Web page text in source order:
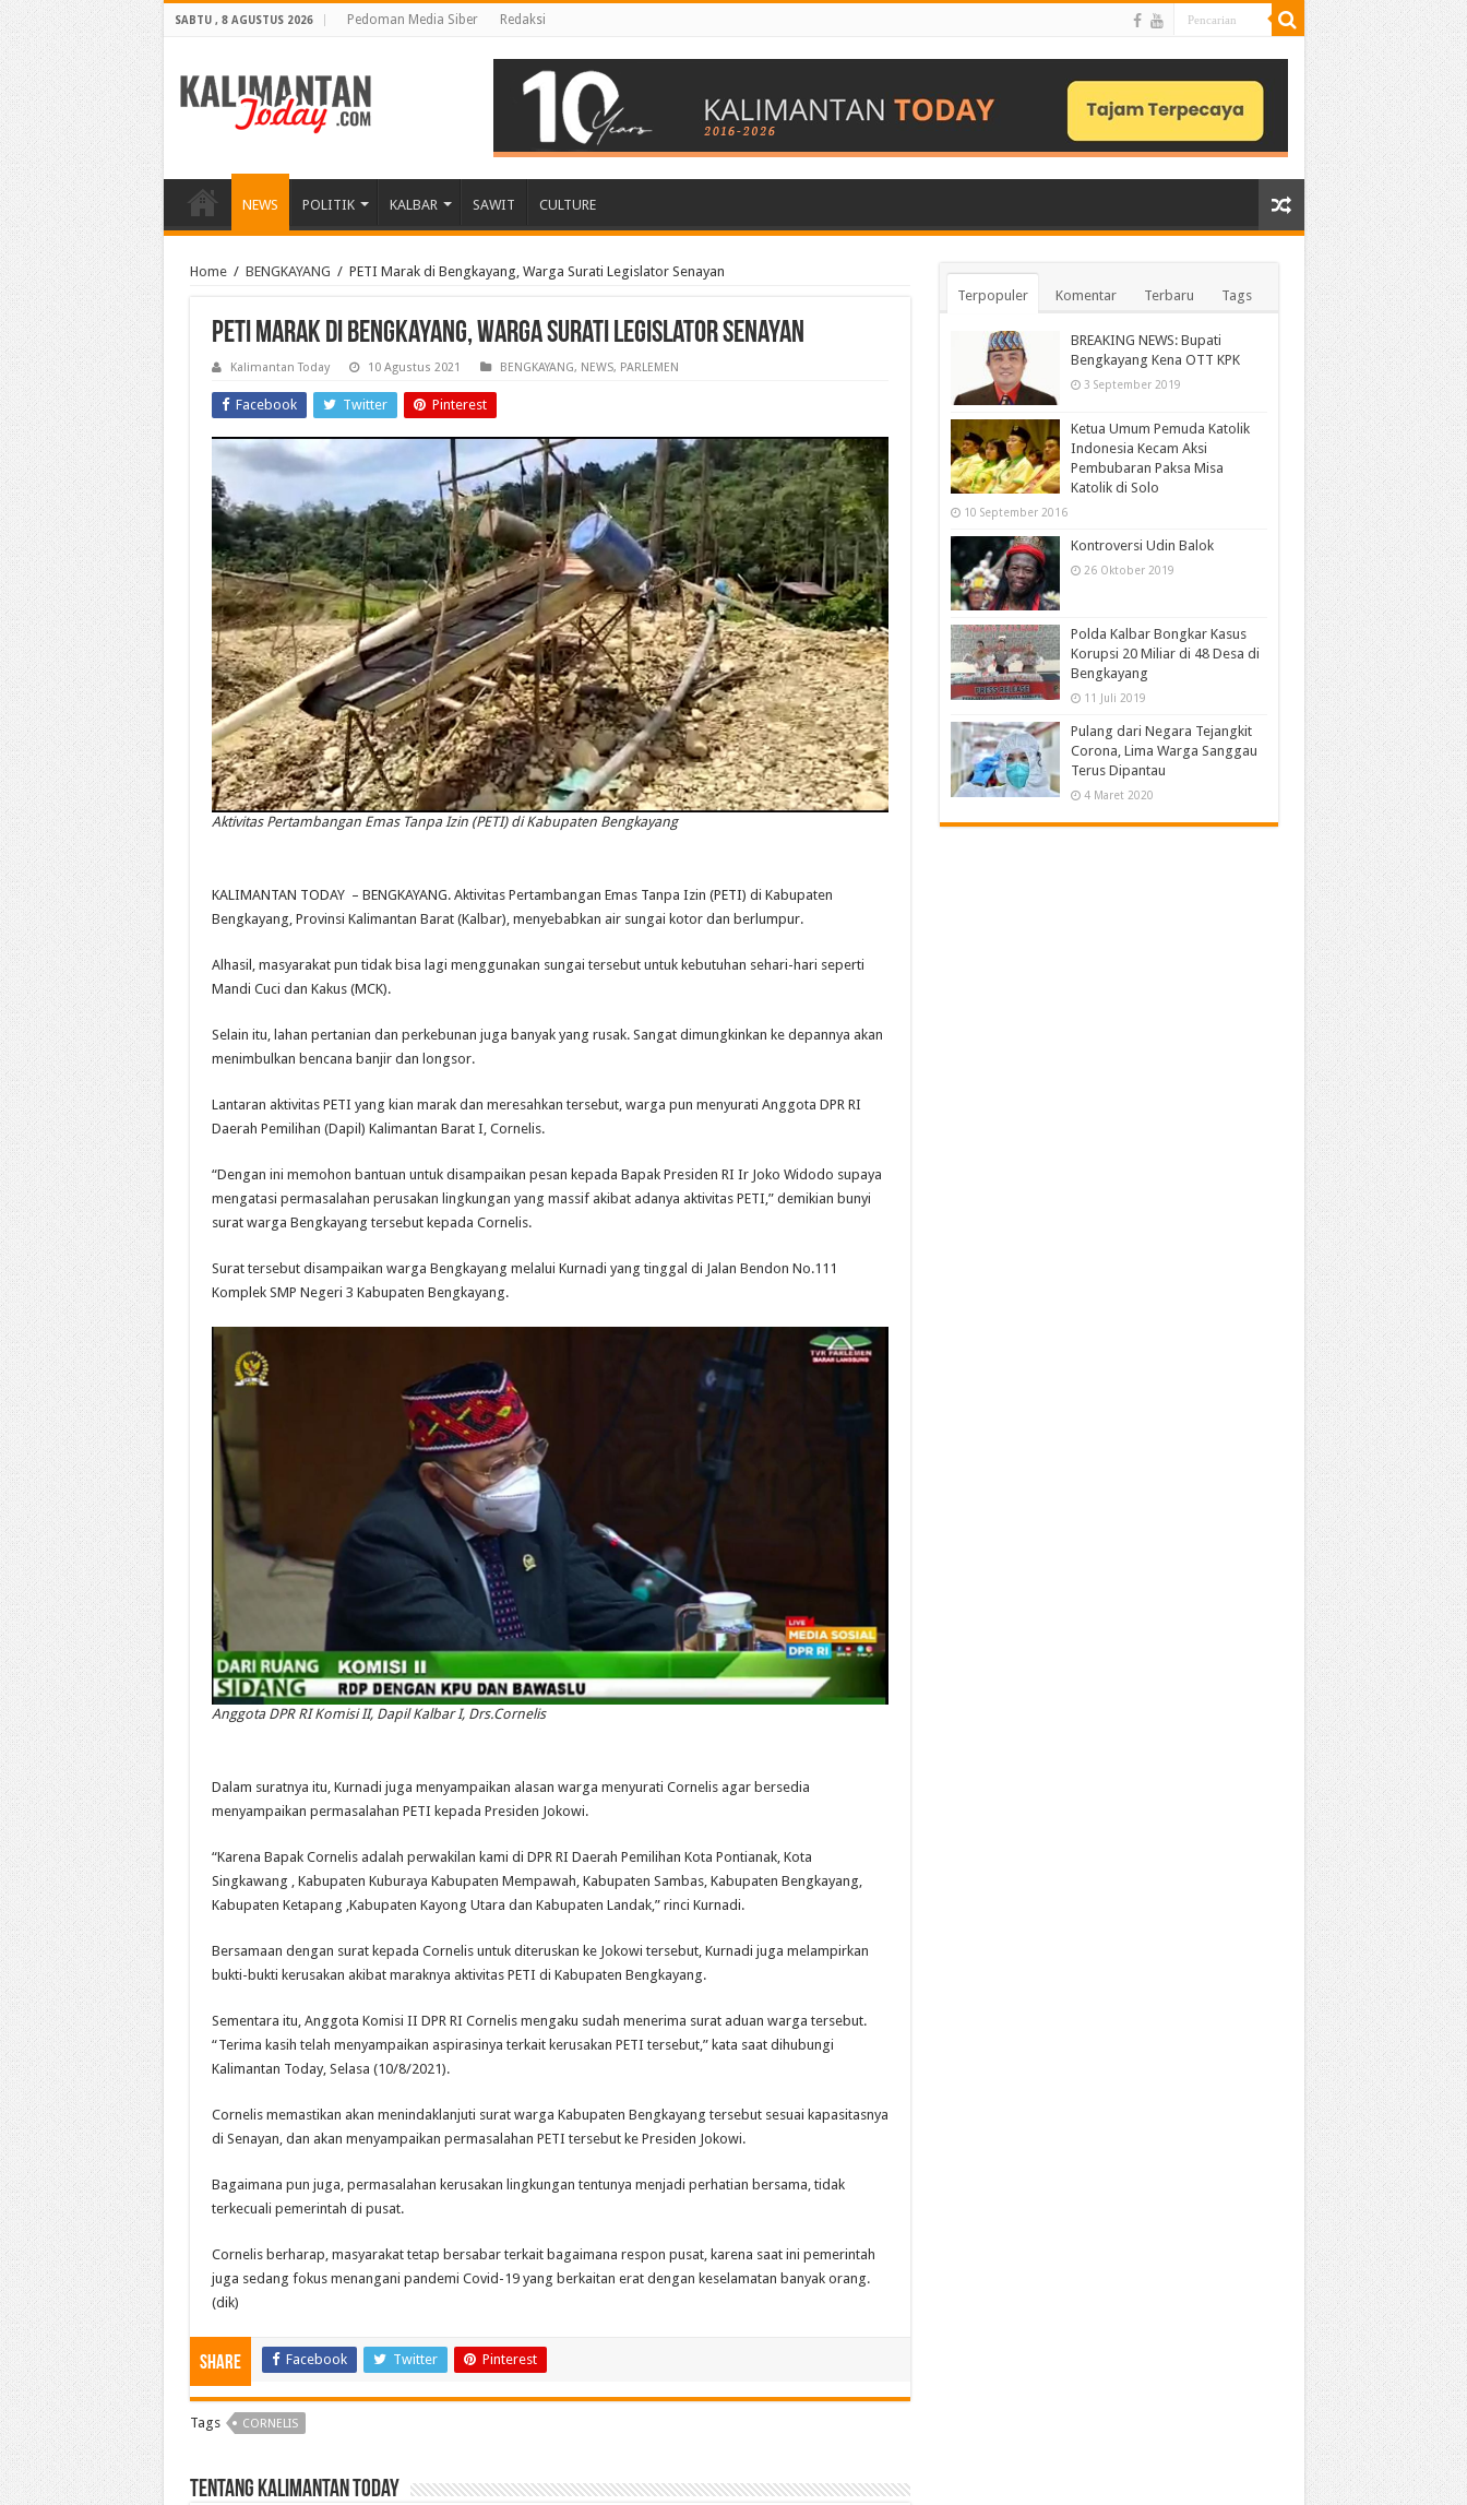
SABTU , 8 AGUSTUS 2026 Pedoman Media Siber Redaksi
NEWS POLITIK KALBAR SAWIT CULTURE
Home / BENGKAYANG / PETI Marak di Bengkayang, Warga Surati Legislator Senayan
PETI Marak di Bengkayang, Warga Surati Legislator Senayan
Kalimantan Today 10 Agustus 2021 BENGKAYANG, NEWS, PARLEMEN
Facebook Twitter Pinterest
Aktivitas Pertambangan Emas Tanpa Izin (PETI) di Kabupaten Bengkayang
KALIMANTAN TODAY – BENGKAYANG. Aktivitas Pertambangan Emas Tanpa Izin (PETI) di Kabupaten
Bengkayang, Provinsi Kalimantan Barat (Kalbar), menyebabkan air sungai kotor dan berlumpur.
Alhasil, masyarakat pun tidak bisa lagi menggunakan sungai tersebut untuk kebutuhan sehari-hari seperti
Mandi Cuci dan Kakus (MCK).
Selain itu, lahan pertanian dan perkebunan juga banyak yang rusak. Sangat dimungkinkan ke depannya akan
menimbulkan bencana banjir dan longsor.
Lantaran aktivitas PETI yang kian marak dan meresahkan tersebut, warga pun menyurati Anggota DPR RI
Daerah Pemilihan (Dapil) Kalimantan Barat I, Cornelis.
“Dengan ini memohon bantuan untuk disampaikan pesan kepada Bapak Presiden RI Ir Joko Widodo supaya
mengatasi permasalahan perusakan lingkungan yang massif akibat adanya aktivitas PETI,” demikian bunyi
surat warga Bengkayang tersebut kepada Cornelis.
Surat tersebut disampaikan warga Bengkayang melalui Kurnadi yang tinggal di Jalan Bendon No.111
Komplek SMP Negeri 3 Kabupaten Bengkayang.
Anggota DPR RI Komisi II, Dapil Kalbar I, Drs.Cornelis
Dalam suratnya itu, Kurnadi juga menyampaikan alasan warga menyurati Cornelis agar bersedia
menyampaikan permasalahan PETI kepada Presiden Jokowi.
“Karena Bapak Cornelis adalah perwakilan kami di DPR RI Daerah Pemilihan Kota Pontianak, Kota
Singkawang , Kabupaten Kuburaya Kabupaten Mempawah, Kabupaten Sambas, Kabupaten Bengkayang,
Kabupaten Ketapang ,Kabupaten Kayong Utara dan Kabupaten Landak,” rinci Kurnadi.
Bersamaan dengan surat kepada Cornelis untuk diteruskan ke Jokowi tersebut, Kurnadi juga melampirkan
bukti-bukti kerusakan akibat maraknya aktivitas PETI di Kabupaten Bengkayang.
Sementara itu, Anggota Komisi II DPR RI Cornelis mengaku sudah menerima surat aduan warga tersebut.
“Terima kasih telah menyampaikan aspirasinya terkait kerusakan PETI tersebut,” kata saat dihubungi
Kalimantan Today, Selasa (10/8/2021).
Cornelis memastikan akan menindaklanjuti surat warga Kabupaten Bengkayang tersebut sesuai kapasitasnya
di Senayan, dan akan menyampaikan permasalahan PETI tersebut ke Presiden Jokowi.
Bagaimana pun juga, permasalahan kerusakan lingkungan tentunya menjadi perhatian bersama, tidak
terkecuali pemerintah di pusat.
Cornelis berharap, masyarakat tetap bersabar terkait bagaimana respon pusat, karena saat ini pemerintah
juga sedang fokus menangani pandemi Covid-19 yang berkaitan erat dengan keselamatan banyak orang.
(dik)
Share Facebook Twitter Pinterest
Tags CORNELIS
Tentang Kalimantan Today
Terpopuler Komentar Terbaru Tags
BREAKING NEWS: Bupati
Bengkayang Kena OTT KPK
3 September 2019
Ketua Umum Pemuda Katolik
Indonesia Kecam Aksi
Pembubaran Paksa Misa
Katolik di Solo
10 September 2016
Kontroversi Udin Balok
26 Oktober 2019
Polda Kalbar Bongkar Kasus
Korupsi 20 Miliar di 48 Desa di
Bengkayang
11 Juli 2019
Pulang dari Negara Tejangkit
Corona, Lima Warga Sanggau
Terus Dipantau
4 Maret 2020